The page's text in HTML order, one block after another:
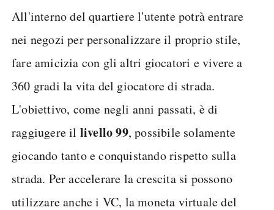
All'interno del quartiere l'utente potrà entrare
nei negozi per personalizzare il proprio stile,
fare amicizia con gli altri giocatori e vivere a
360 gradi la vita del giocatore di strada.
L'obiettivo, come negli anni passati, è di
raggiugere il livello 99, possibile solamente
giocando tanto e conquistando rispetto sulla
strada. Per accelerare la crescita si possono
utilizzare anche i VC, la moneta virtuale del